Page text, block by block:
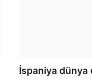
İspaniya dünya